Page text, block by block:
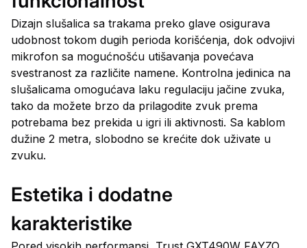
Dizajn slušalica sa trakama preko glave osigurava
udobnost tokom dugih perioda korišćenja, dok odvojivi
mikrofon sa mogućnošću utišavanja povećava
svestranost za različite namene. Kontrolna jedinica na
slušalicama omogućava laku regulaciju jačine zvuka,
tako da možete brzo da prilagodite zvuk prema
potrebama bez prekida u igri ili aktivnosti. Sa kablom
dužine 2 metra, slobodno se krećite dok uživate u
zvuku.
Estetika i dodatne
karakteristike